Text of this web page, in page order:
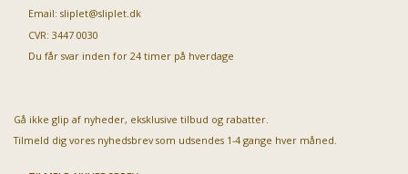
Email: sliplet@sliplet.dk
CVR: 3447 0030
Du får svar inden for 24 timer på hverdage
Gå ikke glip af nyheder, eksklusive tilbud og rabatter.
Tilmeld dig vores nyhedsbrev som udsendes 1-4 gange hver måned.